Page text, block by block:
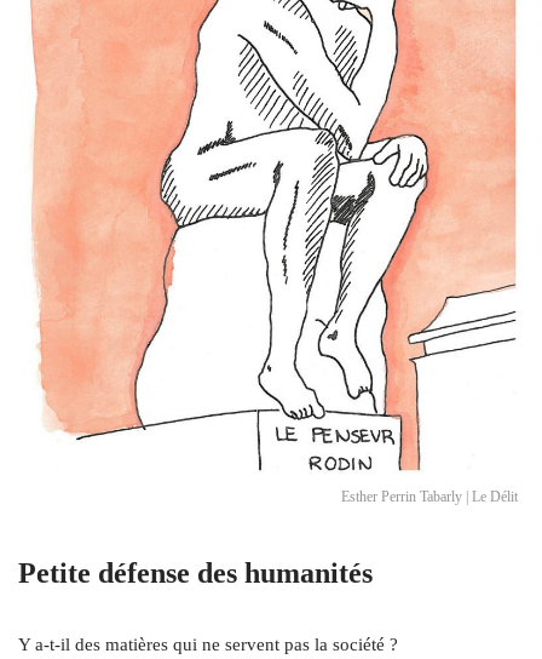
Esther Perrin Tabarly | Le Délit
Petite défense des humanités
Y a‑t-il des matières qui ne servent pas la société ?